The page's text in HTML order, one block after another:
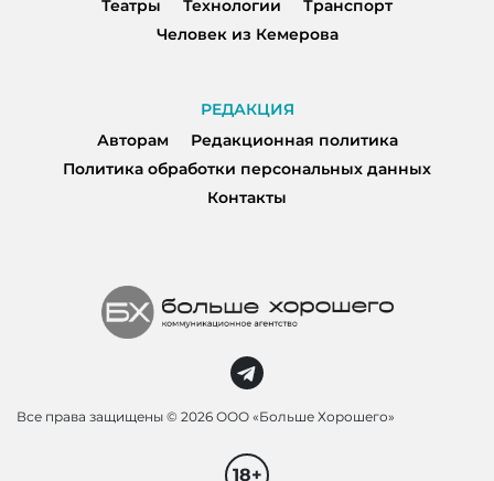
Театры
Технологии
Транспорт
Человек из Кемерова
РЕДАКЦИЯ
Авторам
Редакционная политика
Политика обработки персональных данных
Контакты
Все права защищены © 2026 ООО «Больше Хорошего»
18+